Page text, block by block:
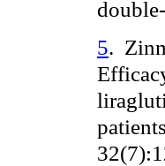
5.